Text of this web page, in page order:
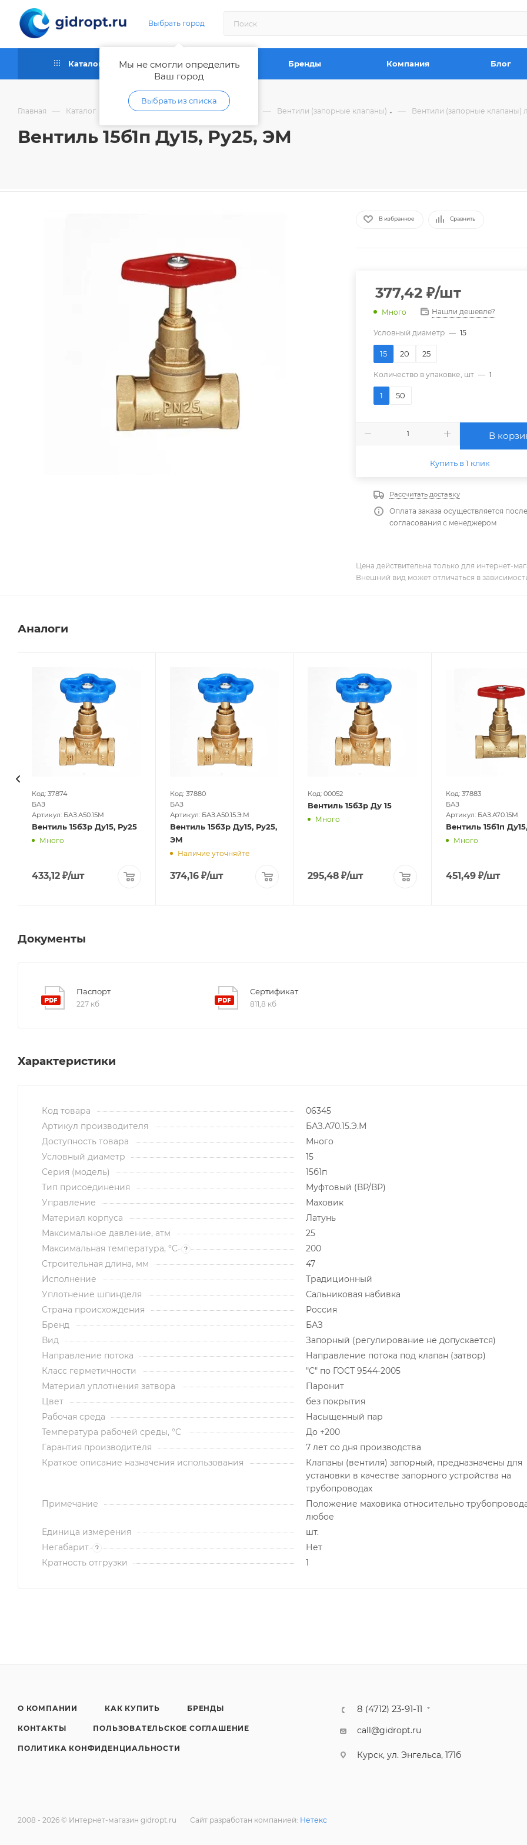
Выбрать город
Мы не смогли определить
Ваш город
Выбрать из списка
Каталог Как купить Бренды Компания Блог
Главная — Каталог Запорная и регулирующая арматура — Вентили (запорные клапаны) — Вентили (запорные клапаны)
Вентиль 15б1п Ду15, Ру25, ЭМ
В избранное Сравнить
377,42 ₽/шт
Много Нашли дешевле?
Условный диаметр — 15
15 20 25
Количество в упаковке, шт — 1
1 50
В
Купить в 1 клик
Рассчитать доставку
Оплата заказа осуществляется
согласования с менеджером
Цена действительна только для интернет-
Внешний вид может отличаться в
Аналоги
Код: 37874
БАЗ
Артикул: БАЗ.А50.15М
Вентиль 15б3р Ду15, Ру25
Много
433,12 ₽/шт
Код: 37880
БАЗ
Артикул: БАЗ.А50.15.Э.М
Вентиль 15б3р Ду15, Ру25,
ЭМ
Наличие уточняйте
374,16₽/шт
Код: 00052
Вентиль 15б3р Ду 15
Много
295,48 ₽/шт
Код: 37883
БАЗ
Артикул: БАЗ.А70.15М
Много
451,49₽/шт
Документы
Паспорт
227 кб
Сертификат
811,8 кб
Характеристики
Код товара
06345
Артикул производителя
БАЗ.А70.15.Э.М
Доступность товара
Много
Условный диаметр
15
Серия (модель)
15б1п
Тип присоединения
Муфтовый (ВР/ВР)
Управление
Маховик
Материал корпуса
Латунь
Максимальное давление, атм
25
Максимальная температура, °C
?
200
Строительная длина, мм
47
Исполнение
Традиционный
Уплотнение шпинделя
Сальниковая набивка
Страна происхождения
Россия
Бренд
БАЗ
Вид
Запорный (регулирование не допускается)
Направление потока
Направление потока под клапан (затвор)
Класс герметичности
"С" по ГОСТ 9544-2005
Материал уплотнения затвора
Паронит
Цвет
без покрытия
Рабочая среда
Насыщенный пар
Температура рабочей среды, °C
До +200
Гарантия производителя
7 лет со дня производства
Краткое описание назначения использования
Клапаны (вентиля) запорный, предназначены для
установки в качестве запорного устройства на
трубопроводах
Примечание
Положение маховика относительно
любое
Единица измерения
шт.
Негабарит
?
Нет
Кратность отгрузки
1
О КОМПАНИИ КАК КУПИТЬ БРЕНДЫ
КОНТАКТЫ ПОЛЬЗОВАТЕЛЬСКОЕ СОГЛАШЕНИЕ
ПОЛИТИКА КОНФИДЕНЦИАЛЬНОСТИ
8 (4712) 23-91-11
call@gidropt.ru
Курск, ул. Энгельса, 171б
2008 - 2026 © Интернет-магазин gidropt.ru Сайт разработан компанией: Нетекс